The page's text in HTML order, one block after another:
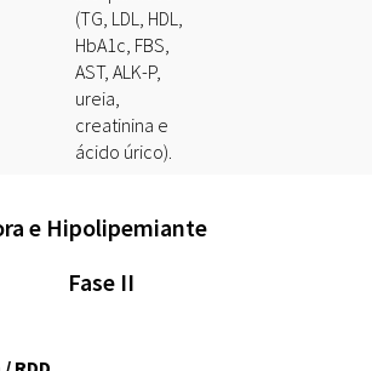
(TG, LDL, HDL,
HbA1c, FBS,
AST, ALK-P,
ureia,
creatinina e
ácido úrico).
e Hipolipemiante
Fase II